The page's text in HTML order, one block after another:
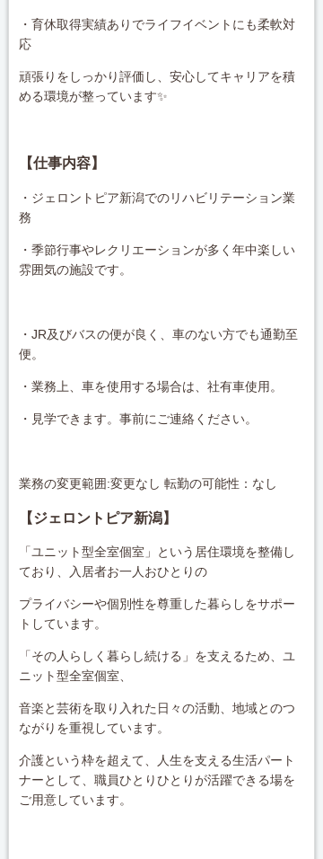
・育休取得実績ありでライフイベントにも柔軟対
応
頑張りをしっかり評価し、安心してキャリアを積
める環境が整っています✨
【仕事内容】
・ジェロントピア新潟でのリハビリテーション業
務
・季節行事やレクリエーションが多く年中楽しい
雰囲気の施設です。
・JR及びバスの便が良く、車のない方でも通勤至
便。
・業務上、車を使用する場合は、社有車使用。
・見学できます。事前にご連絡ください。
業務の変更範囲:変更なし 転勤の可能性：なし
【ジェロントピア新潟】
「ユニット型全室個室」という居住環境を整備し
ており、入居者お一人おひとりの
プライバシーや個別性を尊重した暮らしをサポー
トしています。
「その人らしく暮らし続ける」を支えるため、ユ
ニット型全室個室、
音楽と芸術を取り入れた日々の活動、地域とのつ
ながりを重視しています。
介護という枠を超えて、人生を支える生活パート
ナーとして、職員ひとりひとりが活躍できる場を
ご用意しています。